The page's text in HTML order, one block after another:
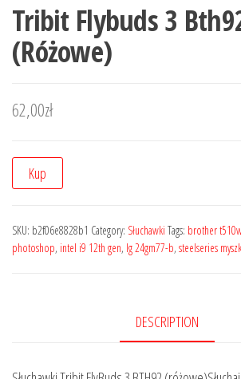
Tribit Flybuds 3
(Różowe)
62,00zł
Kup
SKU: b2f06e8828b1 Category: Słuchawki Tags: brother
photoshop, intel i9 12th gen, lg 24gm77-b, steelseries
DESCRIPTION